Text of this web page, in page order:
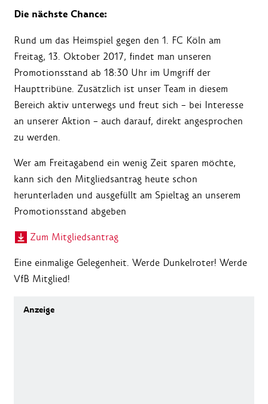
Die nächste Chance:
Rund um das Heimspiel gegen den 1. FC Köln am
Freitag, 13. Oktober 2017, findet man unseren
Promotionsstand ab 18:30 Uhr im Umgriff der
Haupttribüne. Zusätzlich ist unser Team in diesem
Bereich aktiv unterwegs und freut sich – bei Interesse
an unserer Aktion – auch darauf, direkt angesprochen
zu werden.
Wer am Freitagabend ein wenig Zeit sparen möchte,
kann sich den Mitgliedsantrag heute schon
herunterladen und ausgefüllt am Spieltag an unserem
Promotionsstand abgeben
Zum Mitgliedsantrag
Eine einmalige Gelegenheit. Werde Dunkelroter! Werde
VfB Mitglied!